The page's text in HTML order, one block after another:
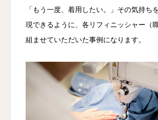
「もう一度、着用したい。」その気持ち
現できるように、各リフィニッシャー（
組ませていただいた事例になります。